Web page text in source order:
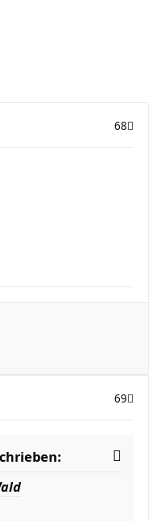
68
69